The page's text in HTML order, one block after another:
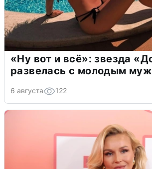
«Ну вот и всё»: звезда
развелась с молодым
6 августа 122